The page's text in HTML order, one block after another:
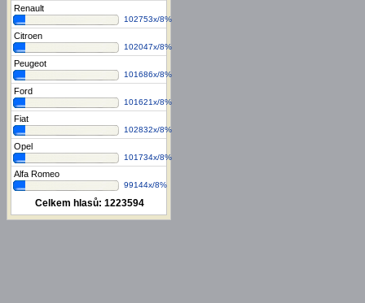
Renault
102753x/8%
Citroen
102047x/8%
Peugeot
101686x/8%
Ford
101621x/8%
Fiat
102832x/8%
Opel
101734x/8%
Alfa Romeo
99144x/8%
Celkem hlasů: 1223594